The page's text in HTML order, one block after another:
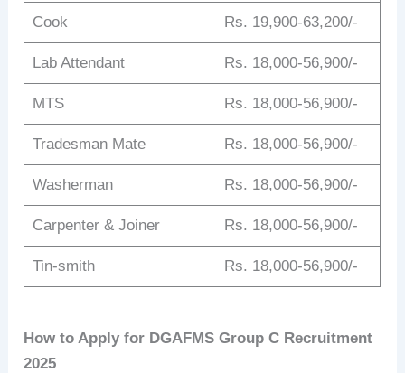
Cook Rs. 19,900-63,200/-
Lab Attendant Rs. 18,000-56,900/-
MTS Rs. 18,000-56,900/-
Tradesman Mate Rs. 18,000-56,900/-
Washerman Rs. 18,000-56,900/-
Carpenter & Joiner Rs. 18,000-56,900/-
Tin-smith Rs. 18,000-56,900/-
How to Apply for DGAFMS Group C Recruitment
2025